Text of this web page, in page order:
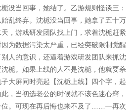
没当回事，她结了。乙游规则怪谈三：
乱终弃。沈栀没当回事，她拿了五十万
，游戏研发团队找上门，求着沈栀赶紧
因为数据污染太严重，已经突破限制觉醒
人的意识，还逼着游戏研发团队来抓沈
栀。如果上线的人不是沈栀，他就要杀
大屏同时亮起【沈栀上线】四个字，起
，当初选老公的时候就不该色迷心窍，
位。可现在再后悔也来不及了……—再次